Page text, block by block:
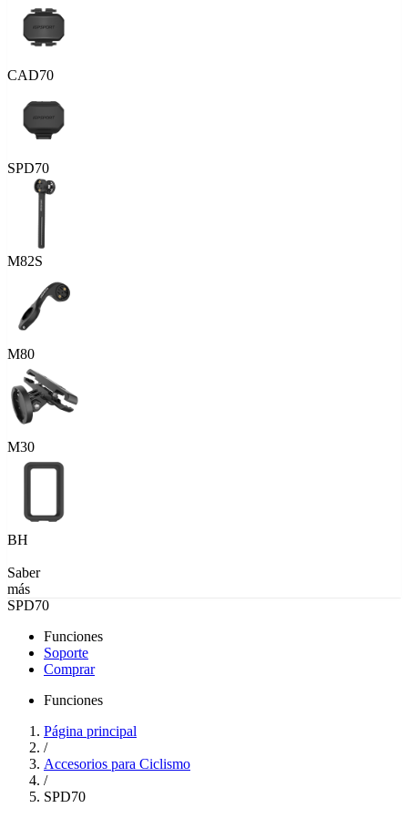
CAD70
SPD70
M82S
M80
M30
BH
Saber
más
SPD70
Funciones
Soporte
Comprar
Funciones
Página principal
/
Accesorios para Ciclismo
/
SPD70